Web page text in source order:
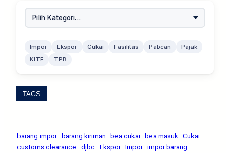
Impor Ekspor Cukai Fasilitas Pabean
Pajak
KITE
TPB
TAGS
barang impor barang kiriman bea cukai bea masuk Cukai
customs clearance
djbc Ekspor Impor impor barang